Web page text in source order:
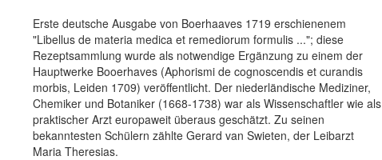
Erste deutsche Ausgabe von Boerhaaves 1719 erschienenem
"Libellus de materia medica et remediorum formulis ..."; diese
Rezeptsammlung wurde als notwendige Ergänzung zu einem der
Hauptwerke Booerhaves (Aphorismi de cognoscendis et curandis
morbis, Leiden 1709) veröffentlicht. Der niederländische Mediziner,
Chemiker und Botaniker (1668-1738) war als Wissenschaftler wie als
praktischer Arzt europaweit überaus geschätzt. Zu seinen
bekanntesten Schülern zählte Gerard van Swieten, der Leibarzt
Maria Theresias.